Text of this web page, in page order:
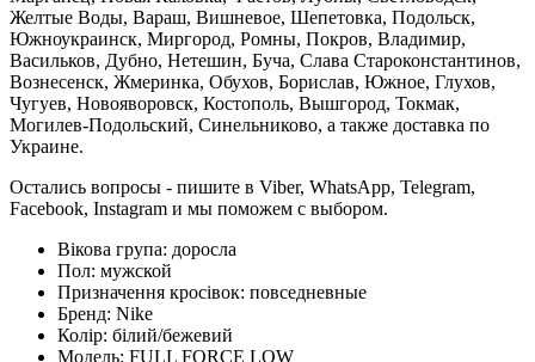
Желтые Воды, Вараш, Вишневое, Шепетовка, Подольск,
Южноукраинск, Миргород, Ромны, Покров, Владимир,
Васильков, Дубно, Нетешин, Буча, Слава Староконстантинов,
Вознесенск, Жмеринка, Обухов, Борислав, Южное, Глухов,
Чугуев, Новояворовск, Костополь, Вышгород, Токмак,
Могилев-Подольский, Синельниково, а также доставка по
Украине.
Остались вопросы - пишите в Viber, WhatsApp, Telegram,
Facebook, Instagram и мы поможем с выбором.
Вікова група: доросла
Пол: мужской
Призначення кросівок: повседневные
Бренд: Nike
Колір: білий/бежевий
Модель: FULL FORCE LOW